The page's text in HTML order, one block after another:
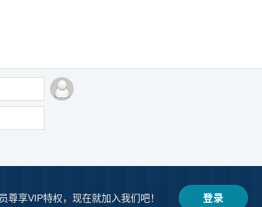
版权声明 | 合作联系| 关于我们
网站地图
尊享VIP特权，现在就加入我们吧！ 登录